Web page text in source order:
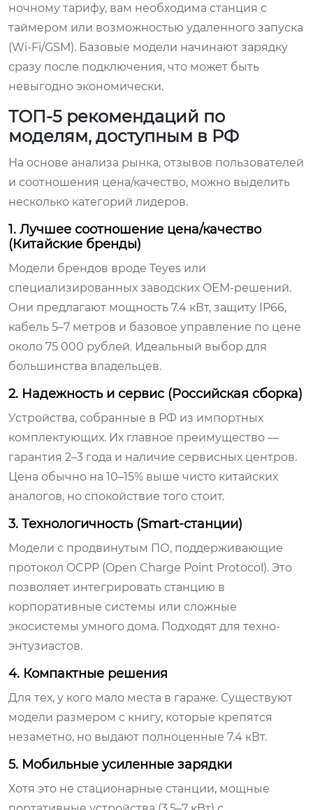
ночному тарифу, вам необходима станция с
таймером или возможностью удаленного запуска
(Wi-Fi/GSM). Базовые модели начинают зарядку
сразу после подключения, что может быть
невыгодно экономически.
ТОП-5 рекомендаций по
моделям, доступным в РФ
На основе анализа рынка, отзывов пользователей
и соотношения цена/качество, можно выделить
несколько категорий лидеров.
1. Лучшее соотношение цена/качество
(Китайские бренды)
Модели брендов вроде Teyes или
специализированных заводских OEM-решений.
Они предлагают мощность 7.4 кВт, защиту IP66,
кабель 5–7 метров и базовое управление по цене
около 75 000 рублей. Идеальный выбор для
большинства владельцев.
2. Надежность и сервис (Российская сборка)
Устройства, собранные в РФ из импортных
комплектующих. Их главное преимущество —
гарантия 2–3 года и наличие сервисных центров.
Цена обычно на 10–15% выше чисто китайских
аналогов, но спокойствие того стоит.
3. Технологичность (Smart-станции)
Модели с продвинутым ПО, поддерживающие
протокол OCPP (Open Charge Point Protocol). Это
позволяет интегрировать станцию в
корпоративные системы или сложные
экосистемы умного дома. Подходят для техно-
энтузиастов.
4. Компактные решения
Для тех, у кого мало места в гараже. Существуют
модели размером с книгу, которые крепятся
незаметно, но выдают полноценные 7.4 кВт.
5. Мобильные усиленные зарядки
Хотя это не стационарные станции, мощные